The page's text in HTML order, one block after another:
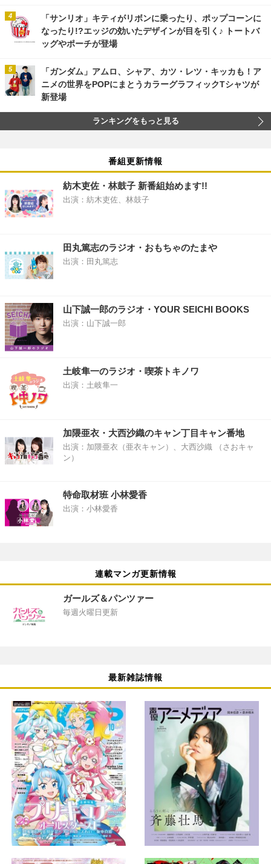
「サンリオ」キティがリボンに乗ったり、ポップコーンに
なったり!?エッジの効いたデザインが目を引く♪ トートバ
ッグやポーチが登場
「ガンダム」アムロ、シャア、カツ・レツ・キッカも！ア
ニメの世界をPOPにまとうカラーグラフィックTシャツが
新登場
ランキングをもっと見る
番組更新情報
紡木吏佐・林鼓子 新番組始めます!!
出演：紡木吏佐、林鼓子
田丸篤志のラジオ・おもちゃのたまや
出演：田丸篤志
山下誠一郎のラジオ・YOUR SEICHI BOOKS
出演：山下誠一郎
土岐隼一のラジオ・喫茶トキノワ
出演：土岐隼一
加隈亜衣・大西沙織のキャン丁目キャン番地
出演：加隈亜衣（亜衣キャン）、大西沙織 （さおキャ
ン）
特命取材班 小林愛香
出演：小林愛香
連載マンガ更新情報
ガールズ＆パンツァー
毎週火曜日更新
最新雑誌情報